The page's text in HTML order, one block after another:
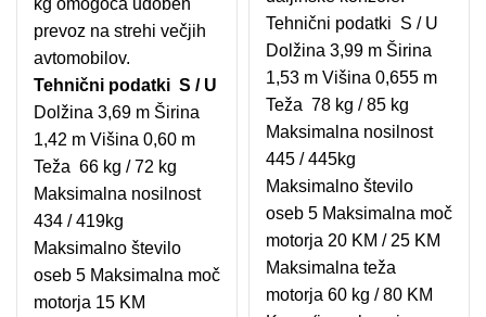
prevoz na strehi večjih
avtomobilov.
Tehnični podatki S / U
Dolžina 3,69 m Širina
1,42 m Višina 0,60 m
Teža 66 kg / 72 kg
Maksimalna nosilnost
434 / 419kg
Maksimalno število
oseb 5 Maksimalna moč
motorja 15 KM
Tehnični podatki S / U
Dolžina 3,99 m Širina
1,53 m Višina 0,655 m
Teža 78 kg / 85 kg
Maksimalna nosilnost
445 / 445kg
Maksimalno število
oseb 5 Maksimalna moč
motorja 20 KM / 25 KM
Maksimalna teža
motorja 60 kg / 80 KM